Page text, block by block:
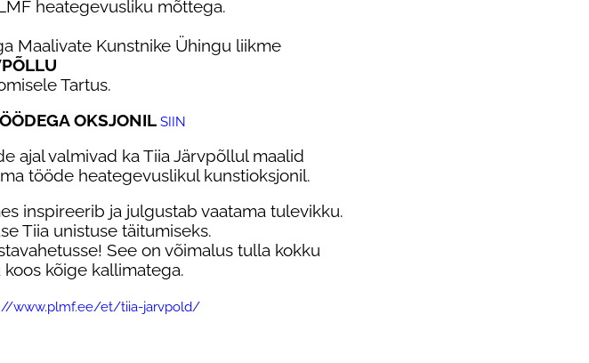
heategevusliku mõttega.
Maalivate Kunstnike Ühingu liikme
Tartus.
OKSJONIL SIIN
ajal valmivad ka Tiia Järvpõllul maalid
tööde heategevuslikul kunstioksjonil.
inspireerib ja julgustab vaatama tulevikku.
Tiia unistuse täitumiseks.
See on võimalus tulla kokku
kõige kallimatega.
www.plmf.ee/et/tiia-jarvpold/